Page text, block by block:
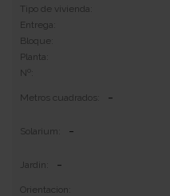
Tipo de vivienda:
Entrega:
Bloque:
Planta:
Nº:
Metros cuadrados: -
Solarium: -
Jardin: -
Orientacion: